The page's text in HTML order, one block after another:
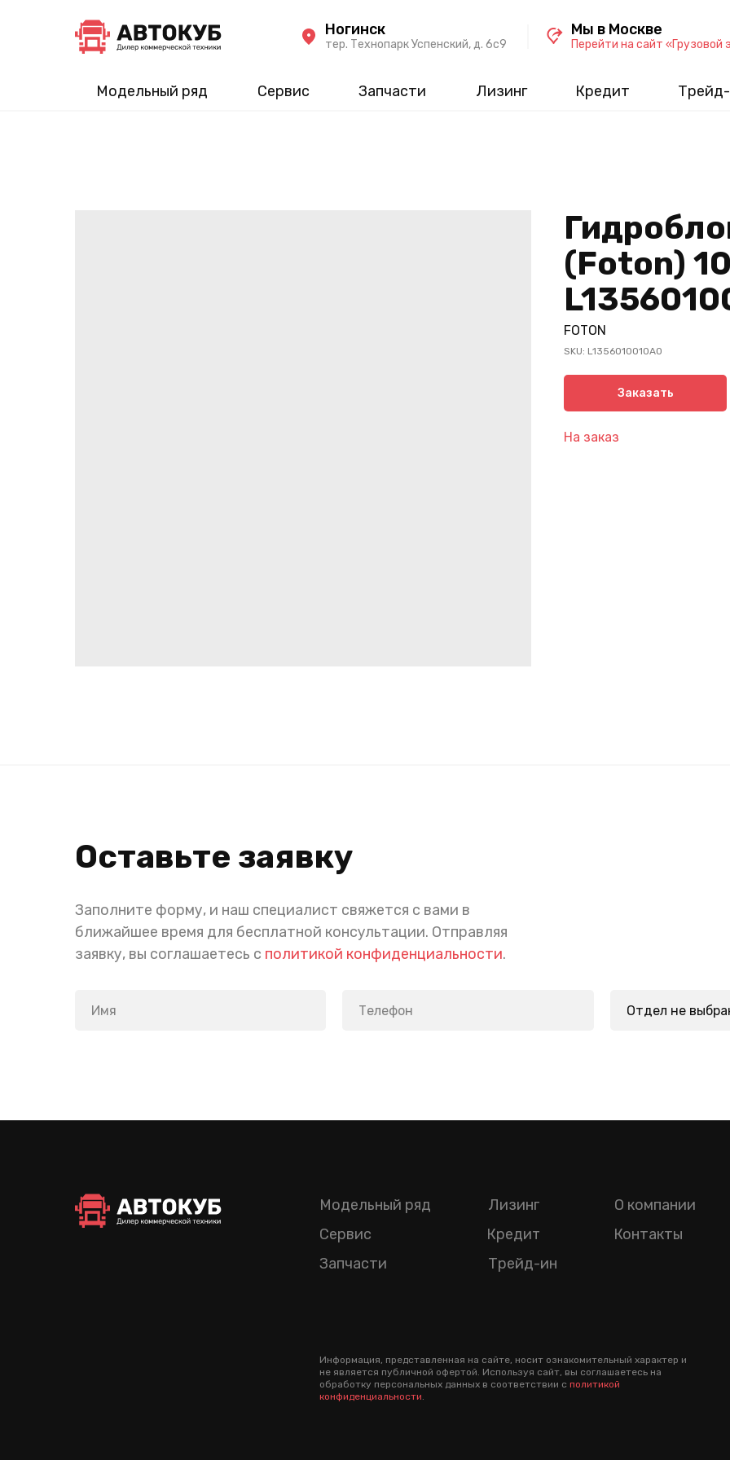
Модельный ряд Сервис Запчасти Лизинг Кредит
тер. Технопарк Успенский, д. 6c9
Ногинск
Перейти на сайт «Грузовой
Мы в Москве
(Foton)
FOTON
SKU: L1356010010A0
Заказать
На заказ
Оставьте заявку
Заполните форму, и наш специалист свяжется с вами в
ближайшее время для бесплатной консультации. Отправляя
заявку, вы соглашаетесь с политикой конфиденциальности.
Лизинг
Кредит
Трейд-ин
Модельный ряд
Сервис
Запчасти
О компании
Контакты
Информация, представленная на сайте, носит ознакомительный характер и
не является публичной офертой. Используя сайт, вы соглашаетесь на
обработку персональных данных в соответствии с политикой
конфиденциальности.